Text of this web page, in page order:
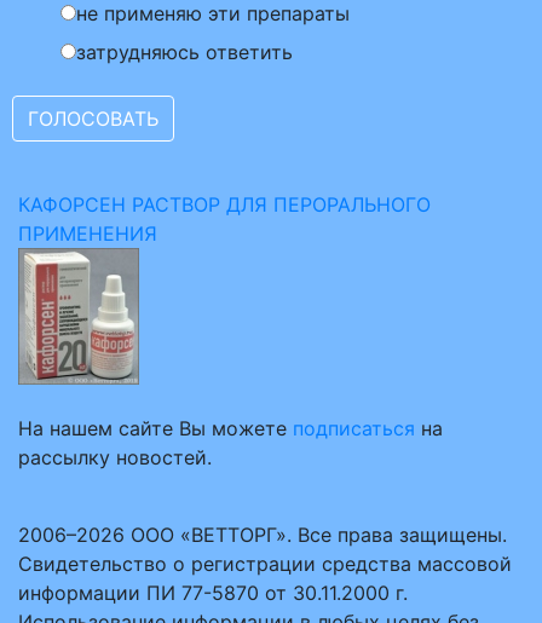
не применяю эти препараты
затрудняюсь ответить
КАФОРСЕН РАСТВОР ДЛЯ ПЕРОРАЛЬНОГО
ПРИМЕНЕНИЯ
На нашем сайте Вы можете подписаться на
рассылку новостей.
2006–2026 ООО «ВЕТТОРГ». Все права защищены.
Свидетельство о регистрации средства массовой
информации ПИ 77-5870 от 30.11.2000 г.